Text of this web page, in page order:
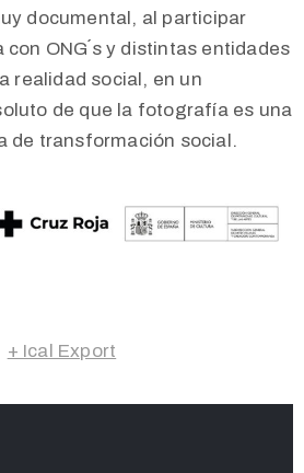
documental, al participar
ONG´s y distintas entidades
realidad social, en un
de que la fotografía es una
de transformación social.
+ Ical Export